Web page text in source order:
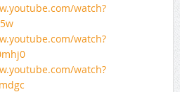
watch?
watch?
watch?